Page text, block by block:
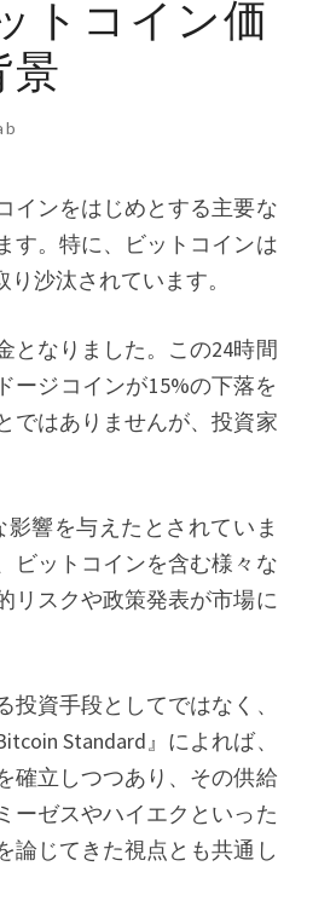
トコイン価
景
インをはじめとする主要な
す。特に、ビットコインは
沙汰されています。
となりました。この24時間
ージコインが15%の下落を
ではありませんが、投資家
響を与えたとされていま
ビットコインを含む様々な
リスクや政策発表が市場に
資手段としてではなく、
Standard』によれば、
確立しつつあり、その供給
ーゼスやハイエクといった
論じてきた視点とも共通し